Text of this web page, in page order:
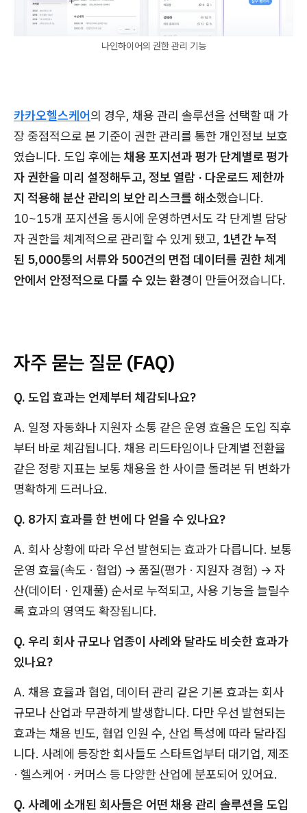
나인하이어의 권한 관리 기능
카카오헬스케어의 경우, 채용 관리 솔루션을 선택할 때 가
장 중점적으로 본 기준이 권한 관리를 통한 개인정보 보호
였습니다. 도입 후에는 채용 포지션과 평가 단계별로 평가
자 권한을 미리 설정해두고, 정보 열람 · 다운로드 제한까
지 적용해 분산 관리의 보안 리스크를 해소했습니다.
10~15개 포지션을 동시에 운영하면서도 각 단계별 담당
자 권한을 체계적으로 관리할 수 있게 됐고, 1년간 누적
된 5,000통의 서류와 500건의 면접 데이터를 권한 체계
안에서 안정적으로 다룰 수 있는 환경이 만들어졌습니다.
자주 묻는 질문 (FAQ)
Q. 도입 효과는 언제부터 체감되나요?
A. 일정 자동화나 지원자 소통 같은 운영 효율은 도입 직후
부터 바로 체감됩니다. 채용 리드타임이나 단계별 전환율
같은 정량 지표는 보통 채용을 한 사이클 돌려본 뒤 변화가
명확하게 드러나요.
Q. 8가지 효과를 한 번에 다 얻을 수 있나요?
A. 회사 상황에 따라 우선 발현되는 효과가 다릅니다. 보통
운영 효율(속도 · 협업) → 품질(평가 · 지원자 경험) → 자
산(데이터 · 인재풀) 순서로 누적되고, 사용 기능을 늘릴수
록 효과의 영역도 확장됩니다.
Q. 우리 회사 규모나 업종이 사례와 달라도 비슷한 효과가
있나요?
A. 채용 효율과 협업, 데이터 관리 같은 기본 효과는 회사
규모나 산업과 무관하게 발생합니다. 다만 우선 발현되는
효과는 채용 빈도, 협업 인원 수, 산업 특성에 따라 달라집
니다. 사례에 등장한 회사들도 스타트업부터 대기업, 제조
· 헬스케어 · 커머스 등 다양한 산업에 분포되어 있어요.
Q. 사례에 소개된 회사들은 어떤 채용 관리 솔루션을 도입